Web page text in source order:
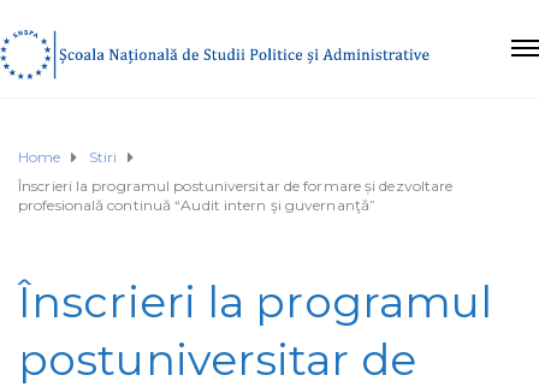
Home
Stiri
Înscrieri la programul postuniversitar de formare și dezvoltare
profesională continuă “Audit intern şi guvernanţă”
Înscrieri la programul
postuniversitar de